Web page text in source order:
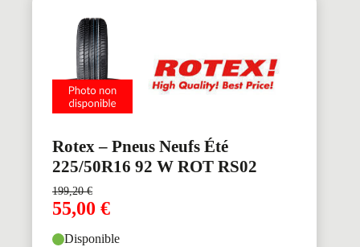
Rotex – Pneus Neufs Été
225/50R16 92 W ROT RS02
199,20€
55,00 €
Disponible